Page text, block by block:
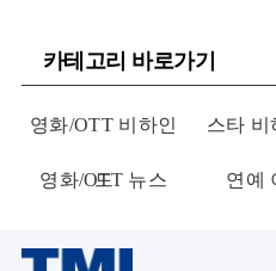
카테고리 바로가기
영화/OTT 비하인
드
스타 비
영화/OTT 뉴스 연예